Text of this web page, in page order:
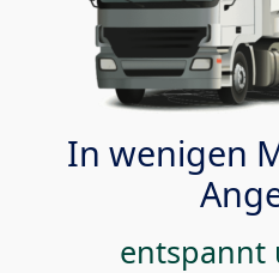
In wenigen
entspannt